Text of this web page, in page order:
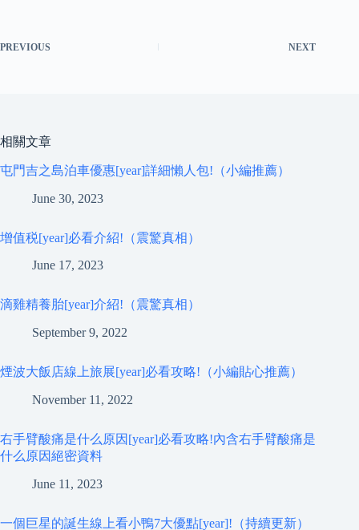
PREVIOUS NEXT
相關文章
屯門吉之島泊車優惠[year]詳細懶人包!（小編推薦）
June 30, 2023
增值税[year]必看介紹!（震驚真相）
June 17, 2023
滴雞精養胎[year]介紹!（震驚真相）
September 9, 2022
煙波大飯店線上旅展[year]必看攻略!（小編貼心推薦）
November 11, 2022
右手臂酸痛是什么原因[year]必看攻略!內含右手臂酸痛是
什么原因絕密資料
June 11, 2023
一個巨星的誕生線上看小鴨7大優點[year]!（持續更新）